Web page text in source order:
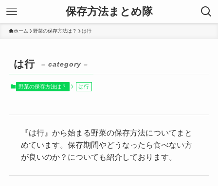
保存方法まとめ隊
ホーム 野菜の保存方法は？ は行
は行 – category –
野菜の保存方法は？ は行
『は行』から始まる野菜の保存方法についてまと
めています。保存期間やどうなったら食べない方
が良いのか？についても紹介しております。